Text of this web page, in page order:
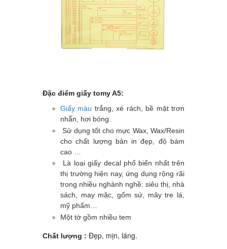
Đặc điểm giấy tomy A5:
Giấy màu trắng, xé rách, bề mặt trơn
nhẵn, hơi bóng.
Sử dụng tốt cho mực Wax, Wax/Resin
cho chất lượng bản in đẹp, độ bám
cao …
Là loại giấy decal phổ biến nhất trên
thị trường hiện nay, ứng dụng rộng rãi
trong nhiều nghành nghề: siêu thị, nhà
sách, may mặc, gốm sứ, mây tre lá,
mỹ phẩm…
Một tờ gồm nhiều tem
Chất lượng : Đẹp, mịn, láng.